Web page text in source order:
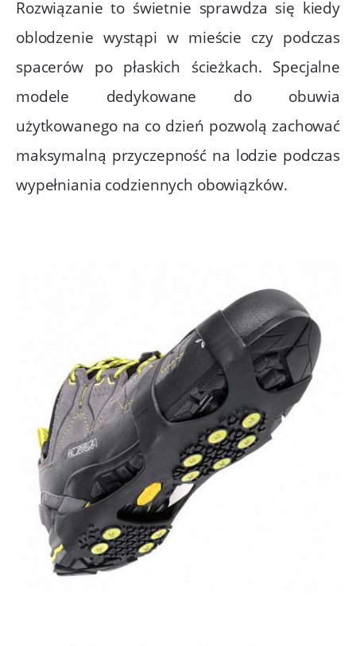
Rozwiązanie to świetnie sprawdza się kiedy
oblodzenie wystąpi w mieście czy podczas
spacerów po płaskich ścieżkach. Specjalne
modele dedykowane do obuwia
użytkowanego na co dzień pozwolą zachować
maksymalną przyczepność na lodzie podczas
wypełniania codziennych obowiązków.